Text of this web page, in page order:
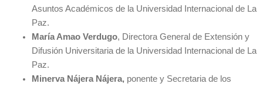
Asuntos Académicos de la Universidad Internacional de La
Paz.
María Amao Verdugo, Directora General de Extensión y
Difusión Universitaria de la Universidad Internacional de La
Paz.
Minerva Nájera Nájera,ponente y Secretaria de los